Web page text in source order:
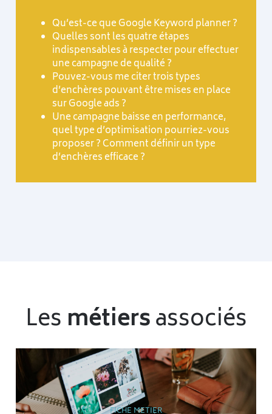
Qu’est-ce que Google Keyword planner ?
Quelles sont les quatre étapes
indispensables à respecter pour effectuer
une campagne de qualité ?
Pouvez-vous me citer trois types
d’enchères pouvant être mises en place
sur Google ads ?
Une campagne baisse en performance,
quel type d’optimisation pourriez-vous
proposer ? Comment définir un type
d’enchères efficace ?
Lesmétiersassociés
FICHE METIER